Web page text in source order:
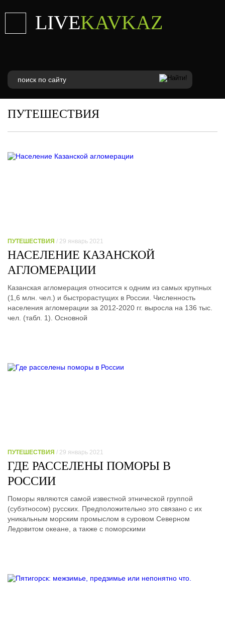
LIVEKAVKAZ
ПУТЕШЕСТВИЯ
ПУТЕШЕСТВИЯ / 29 январь 2021
НАСЕЛЕНИЕ КАЗАНСКОЙ
АГЛОМЕРАЦИИ
Казанская агломерация относится к одним из самых крупных
(1,6 млн. чел.) и быстрорастущих в России. Численность
населения агломерации за 2012-2020 гг. выросла на 136 тыс.
чел. (табл. 1). Основной
ПУТЕШЕСТВИЯ / 29 январь 2021
ГДЕ РАССЕЛЕНЫ ПОМОРЫ В
РОССИИ
Поморы являются самой известной этнической группой
(субэтносом) русских. Предположительно это связано с их
уникальным морским промыслом в суровом Северном
Ледовитом океане, а также с поморскими